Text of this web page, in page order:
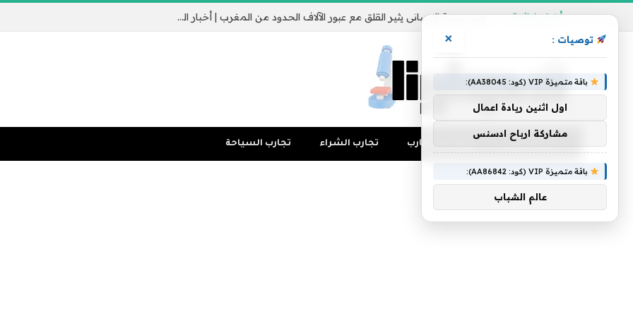
أخبار شائعة جيب سبتة الإسباني يثير القلق مع عبور الآلاف الحدود من المغرب | أخبار الهجرة
تجارب المال منوعات التجارب تجارب الشراء تجارب السياحة
توصيات : ×
باقة متميزة VIP (كود: AA38045):
اول اثنين ريادة اعمال
مشاركة ارباح ادسنس
باقة متميزة VIP (كود: AA86842):
عالم الشباب